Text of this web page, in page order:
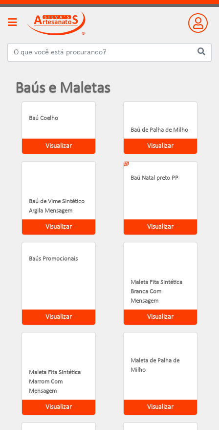
Baús e Maletas
Baú Coelho
Visualizar
Baú de Palha de Milho
Visualizar
Baú de Vime Sintético
Argila Mensagem
Visualizar
Baú Natal preto PP
Visualizar
Baús Promocionais
Visualizar
Maleta Fita Sintética
Branca Com
Mensagem
Visualizar
Maleta Fita Sintética
Marrom Com
Mensagem
Visualizar
Maleta de Palha de
Milho
Visualizar